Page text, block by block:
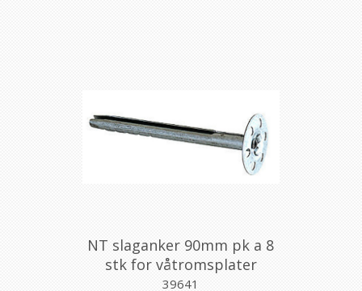
NT slaganker 90mm pk a 8
stk for våtromsplater
39641